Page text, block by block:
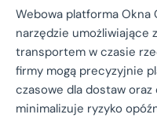
Webowa platforma Okna
narzędzie umożliwiające
transportem w czasie
firmy mogą precyzyjnie
czasowe dla dostaw
minimalizuje ryzyko